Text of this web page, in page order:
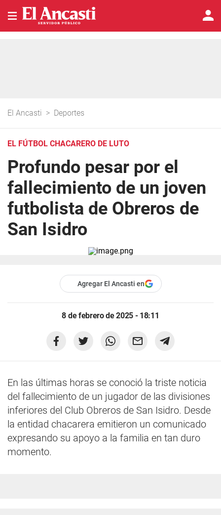
El Ancasti > Deportes
EL FÚTBOL CHACARERO DE LUTO
Profundo pesar por el
fallecimiento de un joven
futbolista de Obreros de
San Isidro
Agregar El Ancasti en
8 de febrero de 2025 - 18:11
En las últimas horas se conoció la triste noticia
del fallecimiento de un jugador de las divisiones
inferiores del Club Obreros de San Isidro. Desde
la entidad chacarera emitieron un comunicado
expresando su apoyo a la familia en tan duro
momento.